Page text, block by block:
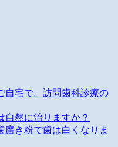
自宅で。訪問歯科診療の
自然に治りますか？
磨き粉で歯は白くなりま